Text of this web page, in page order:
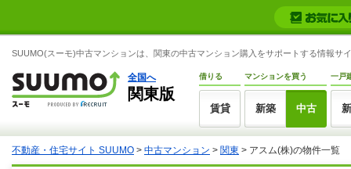
SUUMO(スーモ)中古マンションは、関東の中古マンション購入をサポートする情報サ
全国へ
関東版
借りる
賃貸
マンションを買う
新築 中古
一戸
不動産・住宅サイト SUUMO > 中古マンション > 関東 > アスム(株)の物件一覧